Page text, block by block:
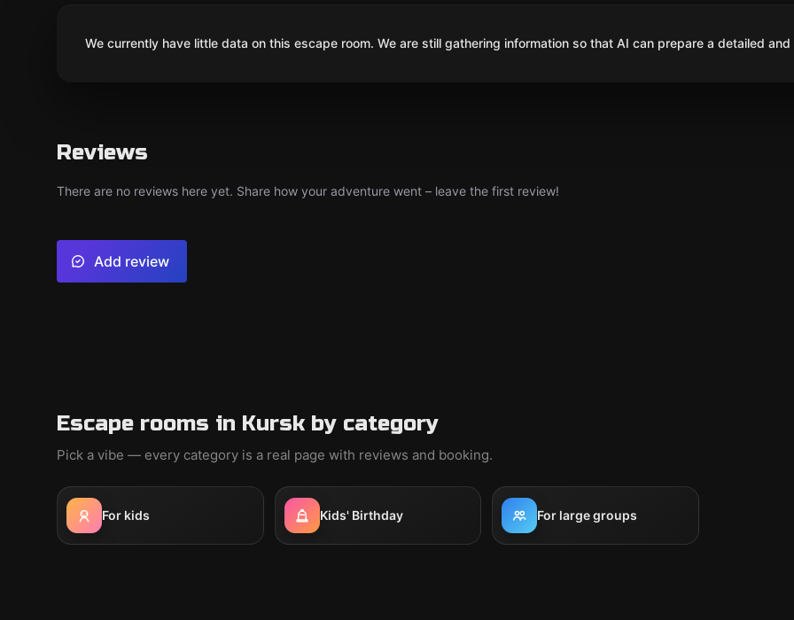
We currently have little data on this escape room. We are still gathering information so that AI can prepare a detailed
Reviews
There are no reviews here yet. Share how your adventure went – leave the first review!
Add review
Escape rooms in Kursk by category
Pick a vibe — every category is a real page with reviews and booking.
For kids Kids' Birthday For large groups